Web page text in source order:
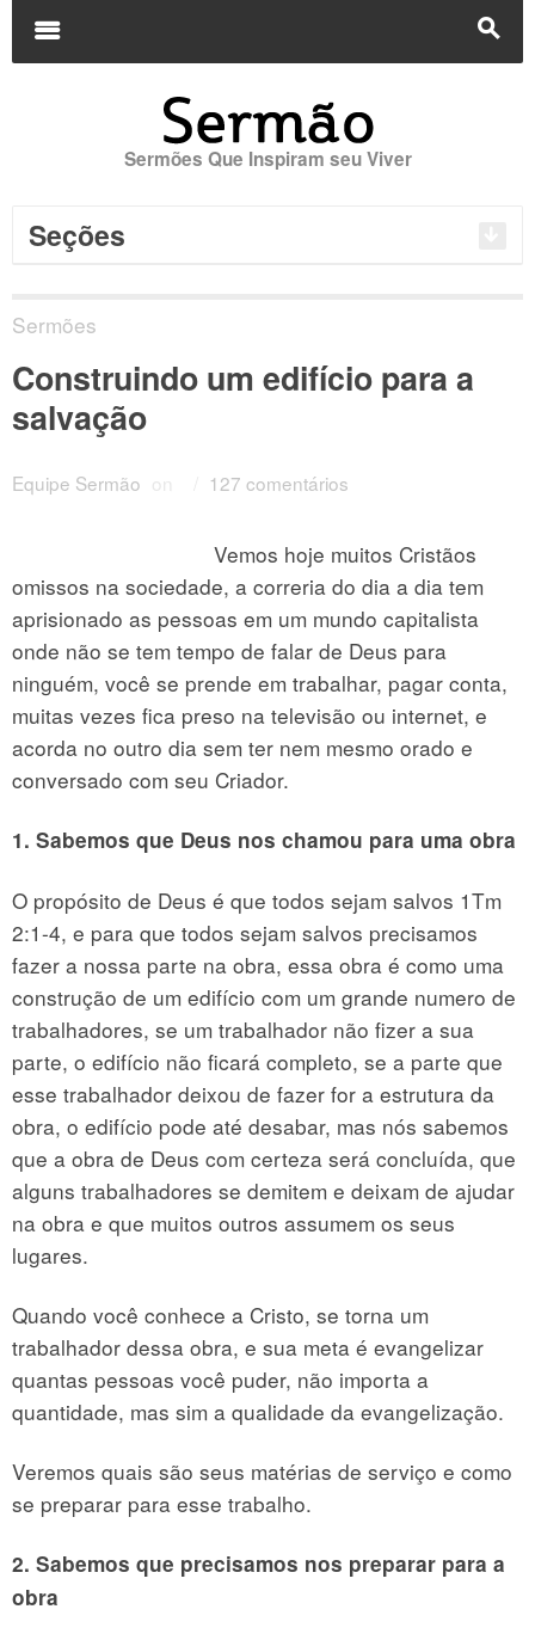
s
m
Sermões Que Inspiram seu Viver
Seções
Sermões
Construindo um edifício para a
salvação
Equipe Sermão on 127 comentários
Vemos hoje muitos Cristãos
omissos na sociedade, a correria do dia a dia tem
aprisionado as pessoas em um mundo capitalista
onde não se tem tempo de falar de Deus para
ninguém, você se prende em trabalhar, pagar conta,
muitas vezes fica preso na televisão ou internet, e
acorda no outro dia sem ter nem mesmo orado e
conversado com seu Criador.
1. Sabemos que Deus nos chamou para uma obra
O propósito de Deus é que todos sejam salvos 1Tm
2:1-4, e para que todos sejam salvos precisamos
fazer a nossa parte na obra, essa obra é como uma
construção de um edifício com um grande numero de
trabalhadores, se um trabalhador não fizer a sua
parte, o edifício não ficará completo, se a parte que
esse trabalhador deixou de fazer for a estrutura da
obra, o edifício pode até desabar, mas nós sabemos
que a obra de Deus com certeza será concluída, que
alguns trabalhadores se demitem e deixam de ajudar
na obra e que muitos outros assumem os seus
lugares.
Quando você conhece a Cristo, se torna um
trabalhador dessa obra, e sua meta é evangelizar
quantas pessoas você puder, não importa a
quantidade, mas sim a qualidade da evangelização.
Veremos quais são seus matérias de serviço e como
se preparar para esse trabalho.
2. Sabemos que precisamos nos preparar para a
obra